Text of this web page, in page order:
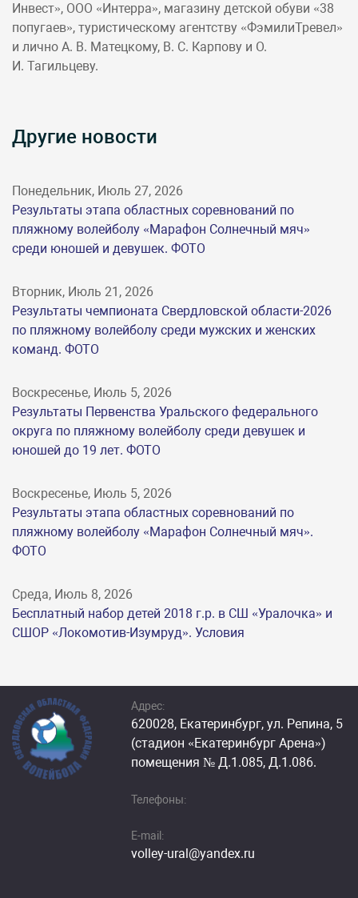
Инвест», ООО «Интерра», магазину детской обуви «38
попугаев», туристическому агентству «ФэмилиТревел»
и лично А. В. Матецкому, В. С. Карпову и О.
И. Тагильцеву.
Другие новости
Понедельник, Июль 27, 2026
Результаты этапа областных соревнований по
пляжному волейболу «Марафон Солнечный мяч»
среди юношей и девушек. ФОТО
Вторник, Июль 21, 2026
Результаты чемпионата Свердловской области-2026
по пляжному волейболу среди мужских и женских
команд. ФОТО
Воскресенье, Июль 5, 2026
Результаты Первенства Уральского федерального
округа по пляжному волейболу среди девушек и
юношей до 19 лет. ФОТО
Воскресенье, Июль 5, 2026
Результаты этапа областных соревнований по
пляжному волейболу «Марафон Солнечный мяч».
ФОТО
Среда, Июль 8, 2026
Бесплатный набор детей 2018 г.р. в СШ «Уралочка» и
СШОР «Локомотив-Изумруд». Условия
Адрес:
620028, Екатеринбург, ул. Репина, 5
(стадион «Екатеринбург Арена»)
помещения № Д.1.085, Д.1.086.
Телефоны:
E-mail:
volley-ural@yandex.ru